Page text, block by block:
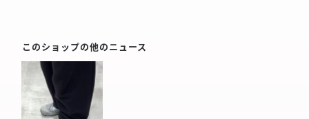
このショップの他のニュース